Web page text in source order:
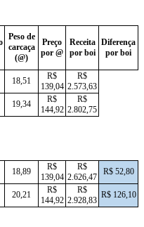
Peso de
carcaça
(@)
Preço
por @
Receita
por boi
Diferença
por boi
18,51
R$
139,04
R$
2.573,63
19,34
R$
144,92
R$
2.802,75
18,89
R$
139,04
R$
2.626,47
R$ 52,80
20,21
R$
144,92
R$
2.928,83
R$ 126,10